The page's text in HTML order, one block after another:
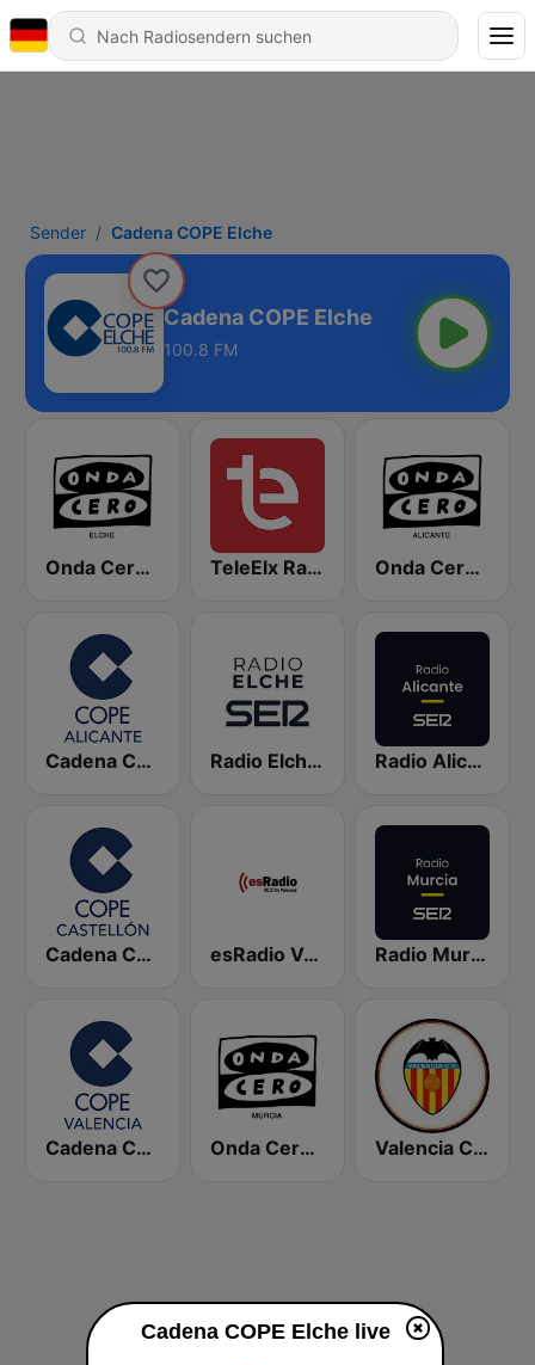
Sender Cadena COPE Elche
Cadena COPE Elche
100.8 FM
Onda Cero Elche TeleElx Radio Marca Onda Cero Alicante
Cadena COPE Alicante Radio Elche SER Radio Alicante SER
Cadena COPE Castellón esRadio Valencia Radio Murcia SER
Cadena COPE Valencia Onda Cero Murcia Valencia CF Radio
Cadena COPE Elche live